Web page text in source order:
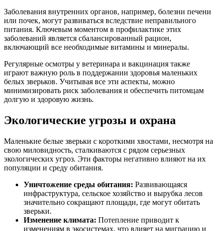
Заболевания внутренних органов, например, болезни печени
или почек, могут развиваться вследствие неправильного
питания. Ключевым моментом в профилактике этих
заболеваний является сбалансированный рацион,
включающий все необходимые витамины и минералы.
Регулярные осмотры у ветеринара и вакцинация также
играют важную роль в поддержании здоровья маленьких
белых зверьков. Учитывая все эти аспекты, можно
минимизировать риск заболевания и обеспечить питомцам
долгую и здоровую жизнь.
Экологические угрозы и охрана
Маленькие белые зверьки с короткими хвостами, несмотря на
свою миловидность, сталкиваются с рядом серьезных
экологических угроз. Эти факторы негативно влияют на их
популяции и среду обитания.
Уничтожение среды обитания: Развивающаяся
инфраструктура, сельское хозяйство и вырубка лесов
значительно сокращают площади, где могут обитать
зверьки.
Изменение климата: Потепление приводит к
изменениям в экосистемах, что влияет на миграцию и